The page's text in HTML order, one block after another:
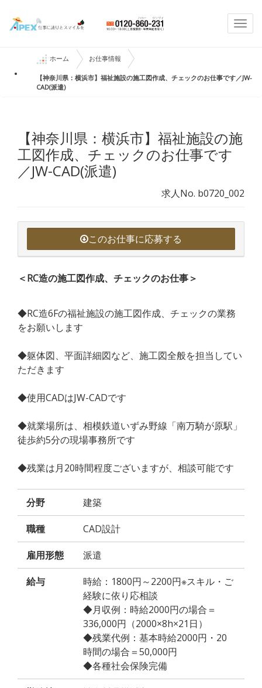
ホーム お仕事情報
【神奈川県：横浜市】福祉施設の施工図作成、チェックのお仕事です／JW-
CAD(派遣)
【神奈川県：横浜市】福祉施設の施
工図作成、チェックのお仕事です
／JW-CAD(派遣)
求人No. b0720_002
このお仕事に応募する
＜RC造の施工図作成、チェックのお仕事＞
◆RC造6Fの福祉施設の施工図作成、チェックの業務
をお願いします
◆躯体図、平面詳細図など、施工図全般を担当してい
ただきます
◆使用CADはJW-CADです
◆就業場所は、相模鉄道いずみ野線「南万騎が原駅」
徒歩約5分の現場事務所です
◆残業は月20時間程度ございますが、相談可能です
分野 建築
職種 CAD設計
雇用形態 派遣
給与
時給：1800円～2200円※スキル・ご
経験に依り応相談
◆月収例：時給2000円の場合＝
336,000円（2000×8h×21日）
◆残業代例：基本時給2000円・20
時間の場合＝50,000円
◆各種社会保険完備